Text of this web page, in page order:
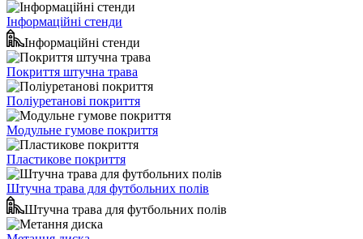
Інформаційні стенди
Інформаційні стенди
Покриття штучна трава
Поліуретанові покриття
Модульне гумове покриття
Пластикове покриття
Штучна трава для футбольних полів
Штучна трава для футбольних полів